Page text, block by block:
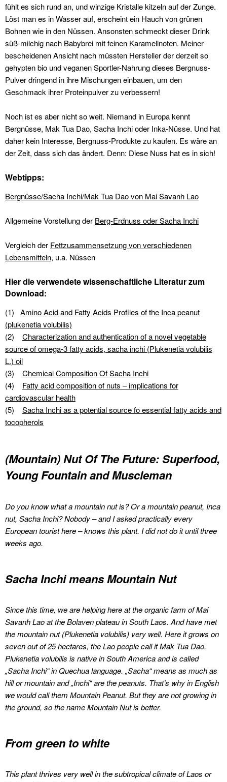
fühlt es sich rund an, und winzige Kristalle kitzeln auf der Zunge.
Löst man es in Wasser auf, erscheint ein Hauch von grünen
Bohnen wie in den Nüssen. Ansonsten schmeckt dieser Drink
süß-milchig nach Babybrei mit feinen Karamellnoten. Meiner
bescheidenen Ansicht nach müssten Hersteller der derzeit so
gehypten bio und veganen Sportler-Nahrung dieses Bergnuss-
Pulver dringend in ihre Mischungen einbauen, um den
Geschmack ihrer Proteinpulver zu verbessern!
Noch ist es aber nicht so weit. Niemand in Europa kennt
Bergnüsse, Mak Tua Dao, Sacha Inchi oder Inka-Nüsse. Und hat
daher kein Interesse, Bergnuss-Produkte zu kaufen. Es wäre an
der Zeit, dass sich das ändert. Denn: Diese Nuss hat es in sich!
Webtipps:
Bergnüsse/Sacha Inchi/Mak Tua Dao von Mai Savanh Lao
Allgemeine Vorstellung der Berg-Erdnuss oder Sacha Inchi
Vergleich der Fettzusammensetzung von verschiedenen
Lebensmitteln, u.a. Nüssen
Hier die verwendete wissenschaftliche Literatur zum
Download:
(1) Amino Acid and Fatty Acids Profiles of the Inca peanut
(plukenetia volubilis)
(2) Characterization and authentication of a novel vegetable
source of omega-3 fatty acids, sacha inchi (Plukenetia volubilis
L.) oil
(3) Chemical Composition Of Sacha Inchi
(4) Fatty acid composition of nuts – implications for
cardiovascular health
(5) Sacha Inchi as a potential source fo essential fatty acids and
tocopherols
(Mountain) Nut Of The Future: Superfood,
Young Fountain and Muscleman
Do you know what a mountain nut is?Or a mountain peanut, Inca
nut, Sacha Inchi?Nobody – and I asked practically every
European tourist here – knows this plant. I did not do it until three
weeks ago.
Sacha Inchi means Mountain Nut
Since this time, we are helping here at the organic farm of Mai
Savanh Lao at the Bolaven plateau in South Laos. And have met
the mountain nut (Plukenetia volubilis) very well. Here it grows on
seven out of 25 hectares, the Lao people call it Mak Tua Dao.
Plukenetia volubilis is native in South America and is called
„Sacha Inchi“ in Quechua language. „Sacha“ means as much as
hill or mountain and „Inchi“ are the peanuts. That’s why in English
we would call them Mountain Peanut. But they are not growing in
the ground, so the name Mountain Nut is better.
From green to white
This plant thrives very well in the subtropical climate of Laos or